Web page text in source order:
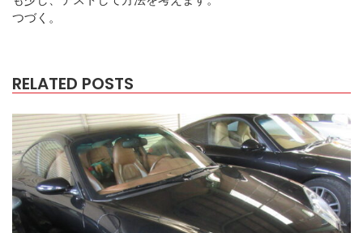
つづく。
RELATED POSTS